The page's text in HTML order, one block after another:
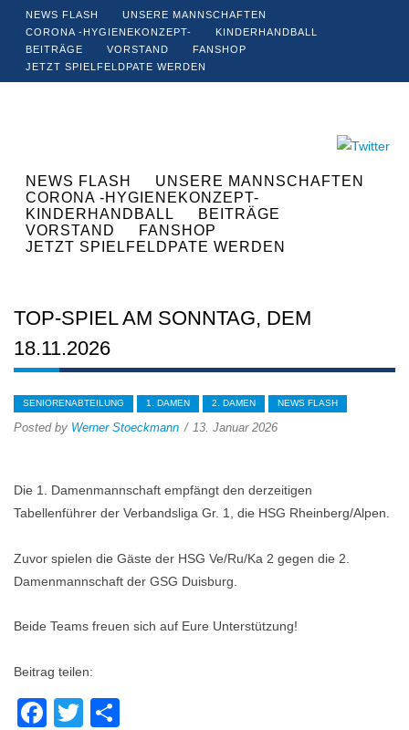
NEWS FLASH
UNSERE MANNSCHAFTEN
CORONA -HYGIENEKONZEPT-
KINDERHANDBALL
BEITRÄGE
VORSTAND
FANSHOP
JETZT SPIELFELDPATE WERDEN
NEWS FLASH
UNSERE MANNSCHAFTEN
CORONA -HYGIENEKONZEPT-
KINDERHANDBALL
BEITRÄGE
VORSTAND
FANSHOP
JETZT SPIELFELDPATE WERDEN
TOP-SPIEL AM SONNTAG, DEM
18.11.2026
SENIORENABTEILUNG 1. DAMEN 2. DAMEN NEWS FLASH
Posted by Werner Stoeckmann 13. Januar 2026
Die 1. Damenmannschaft empfängt den derzeitigen
Tabellenführer der Verbandsliga Gr. 1, die HSG Rheinberg/Alpen.
Zuvor spielen die Gäste der HSG Ve/Ru/Ka 2 gegen die 2.
Damenmannschaft der GSG Duisburg.
Beide Teams freuen sich auf Eure Unterstützung!
Beitrag teilen:
Facebook
Twitter